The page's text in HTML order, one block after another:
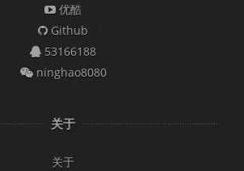
优酷
Github
53166188
ninghao8080
关于
关于